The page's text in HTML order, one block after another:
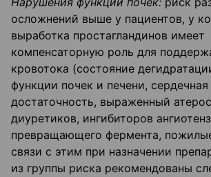
осложнений выше у пациентов, у
выработка простагландинов имеет
компенсаторную роль для
кровотока (состояние
функции почек и печени,
достаточность, выраженный
диуретиков, ингибиторов
превращающего фермента,
связи с этим при назначении
из группы риска рекомендованы